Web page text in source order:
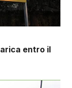
entro il